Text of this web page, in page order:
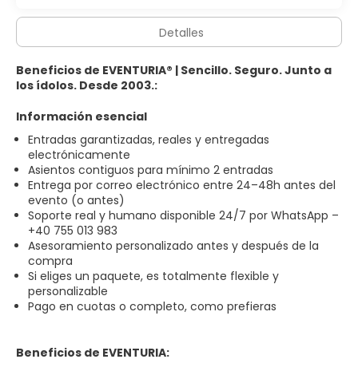
Detalles
Beneficios de EVENTURIA® | Sencillo. Seguro. Junto a
los ídolos. Desde 2003.:
Información esencial
Entradas garantizadas, reales y entregadas
electrónicamente
Asientos contiguos para mínimo 2 entradas
Entrega por correo electrónico entre 24–48h antes del
evento (o antes)
Soporte real y humano disponible 24/7 por WhatsApp –
+40 755 013 983
Asesoramiento personalizado antes y después de la
compra
Si eliges un paquete, es totalmente flexible y
personalizable
Pago en cuotas o completo, como prefieras
Beneficios de EVENTURIA: